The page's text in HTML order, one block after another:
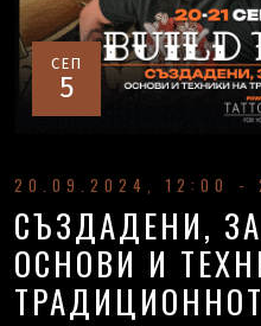
СЕП
5
20.09.2024, 12:00 -
СЪЗДАДЕНИ,
ОСНОВИ И